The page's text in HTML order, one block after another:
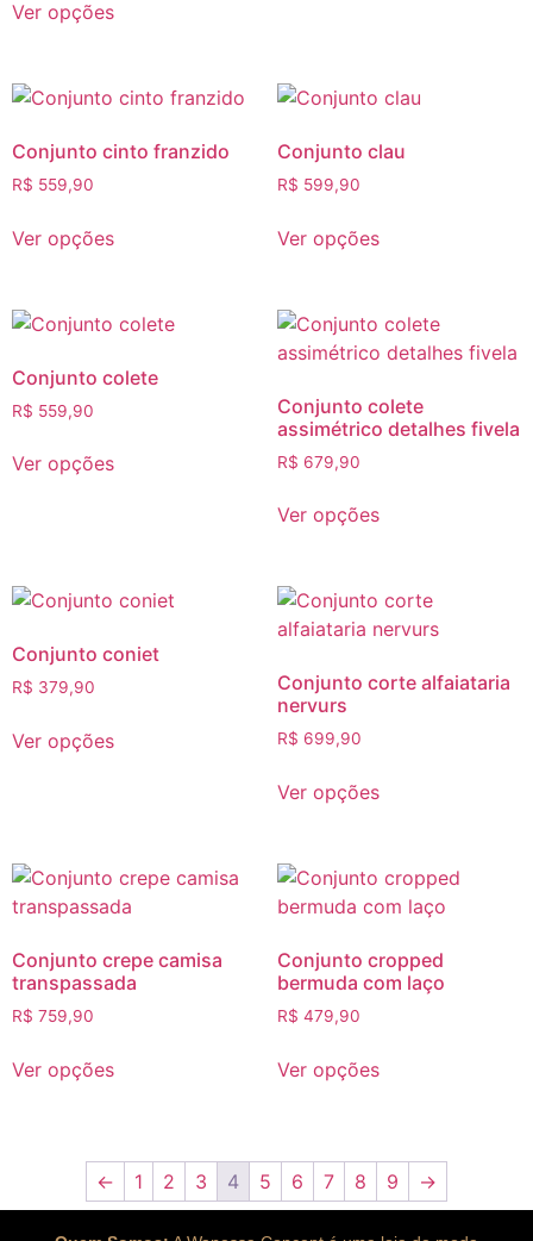
Ver opções
Conjunto cinto franzido
R$ 559,90
Ver opções
Conjunto clau
R$ 599,90
Ver opções
Conjunto colete
R$ 559,90
Ver opções
Conjunto colete
assimétrico detalhes fivela
R$ 679,90
Ver opções
Conjunto coniet
R$ 379,90
Ver opções
Conjunto corte alfaiataria
nervurs
R$ 699,90
Ver opções
Conjunto crepe camisa
transpassada
R$ 759,90
Ver opções
Conjunto cropped
bermuda com laço
R$ 479,90
Ver opções
← 1 2 3 4 5 6 7 8 9 →